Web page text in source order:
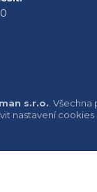
s.r.o. . Všechna
nastavení cookies